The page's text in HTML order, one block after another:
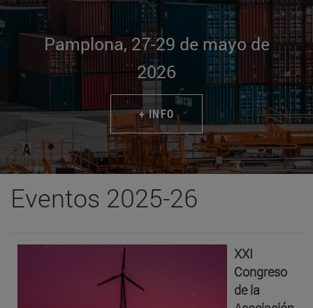
Pamplona, 27-29 de mayo de
2026
+ INFO
Eventos 2025-26
XXI
Congreso
de la